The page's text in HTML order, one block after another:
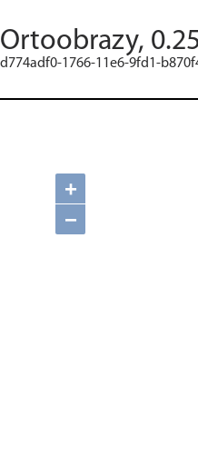
Ortoobrazy,
d774adf0-1766-11e6-9fd1-
+
−